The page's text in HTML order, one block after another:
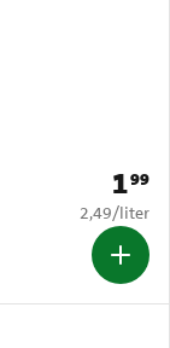
Prijs:
199
€ 2,49 per
2,49/liter